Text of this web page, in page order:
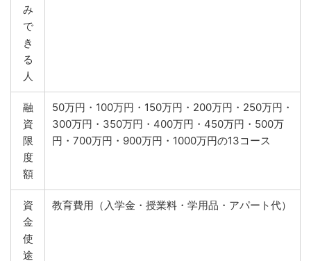
み
で
き
る
人
融
資
限
度
額
50万円・100万円・150万円・200万円・250万円・
300万円・350万円・400万円・450万円・500万
円・700万円・900万円・1000万円の13コース
資
金
使
途
教育費用（入学金・授業料・学用品・アパート代）